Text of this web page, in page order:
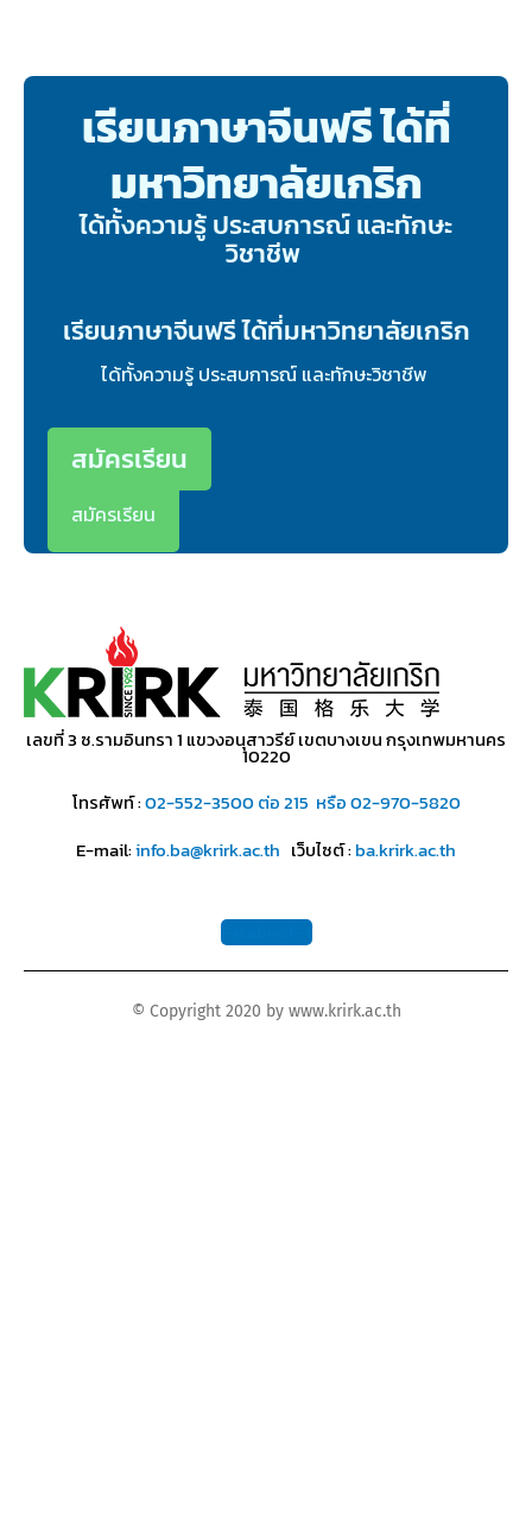
เรียนภาษาจีนฟรี ได้ที่
มหาวิทยาลัยเกริก
ได้ทั้งความรู้ ประสบการณ์ และทักษะ
วิชาชีพ
เรียนภาษาจีนฟรี ได้ที่มหาวิทยาลัยเกริก
ได้ทั้งความรู้ ประสบการณ์ และทักษะวิชาชีพ
สมัครเรียน
สมัครเรียน
เลขที่ 3 ซ.รามอินทรา 1 แขวงอนุสาวรีย์ เขตบางเขน กรุงเทพมหานคร
10220
โทรศัพท์ :02-552-3500 ต่อ 215 หรือ 02-970-5820
E-mail:info.ba@krirk.ac.th เว็บไซต์ : ba.krirk.ac.th
Facebook-f
© Copyright 2020 by www.krirk.ac.th